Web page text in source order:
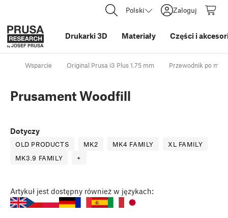
Polski Zaloguj
Drukarki 3D Materiały Części i
Wsparcie Original Prusa i3 Plus 1.75 mm Przewodnik po
Prusament Woodfill
Dotyczy
OLD PRODUCTS MK2 MK4 FAMILY
XL FAMILY
MK3.9 FAMILY
+
Artykuł jest dostępny również w językach: